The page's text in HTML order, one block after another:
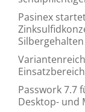
Pasinex
Passwork 7.7
Desktop- und